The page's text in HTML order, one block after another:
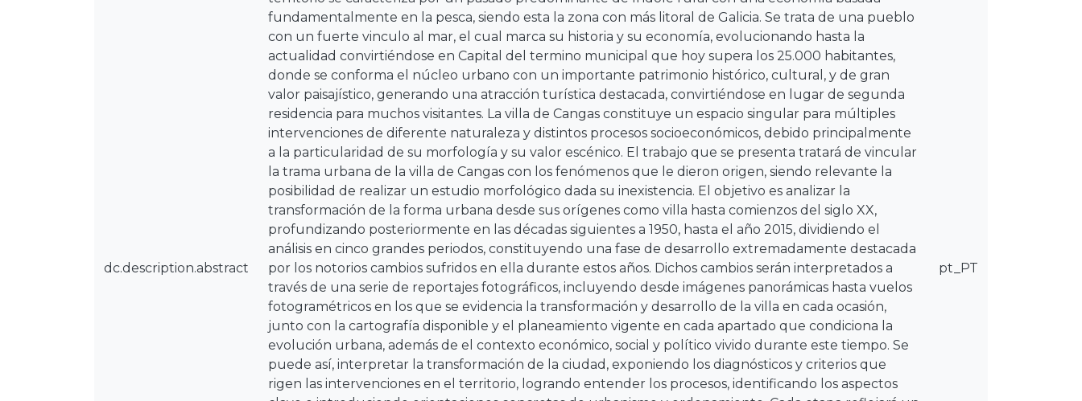
dc.description.abstract
fundamentalmente en la pesca, siendo esta la zona con más litoral de Galicia. Se trata de una pueblo
con un fuerte vinculo al mar, el cual marca su historia y su economía, evolucionando hasta la
actualidad convirtiéndose en Capital del termino municipal que hoy supera los 25.000 habitantes,
donde se conforma el núcleo urbano con un importante patrimonio histórico, cultural, y de gran
valor paisajístico, generando una atracción turística destacada, convirtiéndose en lugar de segunda
residencia para muchos visitantes. La villa de Cangas constituye un espacio singular para múltiples
intervenciones de diferente naturaleza y distintos procesos socioeconómicos, debido principalmente
a la particularidad de su morfología y su valor escénico. El trabajo que se presenta tratará de vincular
la trama urbana de la villa de Cangas con los fenómenos que le dieron origen, siendo relevante la
posibilidad de realizar un estudio morfológico dada su inexistencia. El objetivo es analizar la
transformación de la forma urbana desde sus orígenes como villa hasta comienzos del siglo XX,
profundizando posteriormente en las décadas siguientes a 1950, hasta el año 2015, dividiendo el
análisis en cinco grandes periodos, constituyendo una fase de desarrollo extremadamente destacada
por los notorios cambios sufridos en ella durante estos años. Dichos cambios serán interpretados a
través de una serie de reportajes fotográficos, incluyendo desde imágenes panorámicas hasta vuelos
fotogramétricos en los que se evidencia la transformación y desarrollo de la villa en cada ocasión,
junto con la cartografía disponible y el planeamiento vigente en cada apartado que condiciona la
evolución urbana, además de el contexto económico, social y político vivido durante este tiempo. Se
puede así, interpretar la transformación de la ciudad, exponiendo los diagnósticos y criterios que
rigen las intervenciones en el territorio, logrando entender los procesos, identificando los aspectos
pt_PT